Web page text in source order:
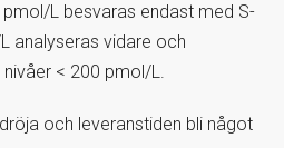
L besvaras endast med S-
analyseras vidare och
< 200 pmol/L.
och leveranstiden bli något